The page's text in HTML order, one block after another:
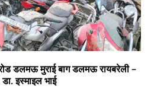
डलमऊ मुराई बाग डलमऊ रायबरेली –
डा. इस्माइल भाई